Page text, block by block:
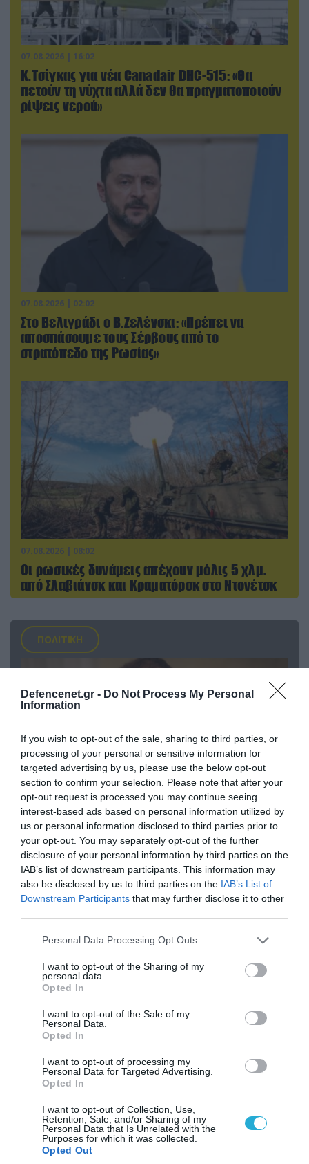
Defencenet.gr - Do Not Process My Personal
Information
If you wish to opt-out of the sale, sharing to third parties, or
processing of your personal or sensitive information for
targeted advertising by us, please use the below opt-out
section to confirm your selection. Please note that after your
opt-out request is processed you may continue seeing
interest-based ads based on personal information utilized by
us or personal information disclosed to third parties prior to
your opt-out. You may separately opt-out of the further
disclosure of your personal information by third parties on the
IAB’s list of downstream participants. This information may
also be disclosed by us to third parties on the IAB’s List of
Downstream Participants that may further disclose it to other
Please note that this website/app uses one or more Google
not limited to your visit or usage behaviour. You may click to
grant or deny consent to Google and its third-party tags to
use your data for below specified purposes in below Google
consent section.
Personal Data Processing Opt Outs
I want to opt-out of the Sharing of my
personal data.
Opted In
I want to opt-out of the Sale of my
Personal Data.
Opted In
I want to opt-out of processing my
Personal Data for Targeted Advertising.
Opted In
I want to opt-out of Collection, Use,
Retention, Sale, and/or Sharing of my
Personal Data that Is Unrelated with the
Purposes for which it was collected.
Opted Out
07.08.2026 | 16:02
Κ.Τσίγκας για νέα Canadair DHC-515: «Θα
πετούν τη νύχτα αλλά δεν θα πραγματοποιούν
ρίψεις νερού»
07.08.2026 | 02:02
Στο Βελιγράδι ο Β.Ζελένσκι: «Πρέπει να
αποσπάσουμε τους Σέρβους από το
στρατόπεδο της Ρωσίας»
07.08.2026 | 08:02
Οι ρωσικές δυνάμεις απέχουν μόλις 5 χλμ.
από Σλαβιάνσκ και Κραματόρσκ στο Ντονέτσκ
ΠΟΛΙΤΙΚΗ
07.08.2026 | 20:02
Ο Γιάννης Αλαφούζος «τέλειωσε» τον
Κωνσταντίνο Ζούλα από τον ΣΚΑΪ – Ο λόγος της
απομάκρυνσής του
06.08.2026 | 14:02
«Επιχείρηση ελεύθερα πεζοδρόμια» στην
Αθήνα: Απομακρύνθηκαν παράνομα
αντικείμενα από κοινόχρηστους χώρους